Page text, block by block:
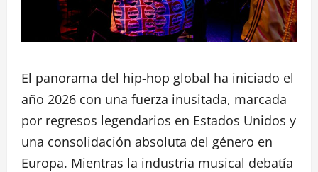
El panorama del hip-hop global ha iniciado el
año 2026 con una fuerza inusitada, marcada
por regresos legendarios en Estados Unidos y
una consolidación absoluta del género en
Europa. Mientras la industria musical debatía